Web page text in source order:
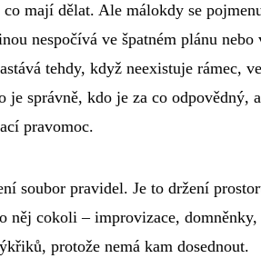
mají dělat. Ale málokdy se
nespočívá ve špatném plánu
tehdy, když neexistuje rámec,
je správně, kdo je za co odpovědný,
pravomoc.
soubor pravidel. Je to držení
něj cokoli – improvizace, domněnky,
protože nemá kam dosednout.